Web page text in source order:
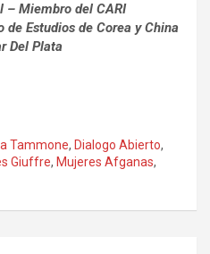
– Miembro del CARI
de Estudios de Corea y China
Del Plata
Tammone, Dialogo Abierto,
Giuffre, Mujeres Afganas,